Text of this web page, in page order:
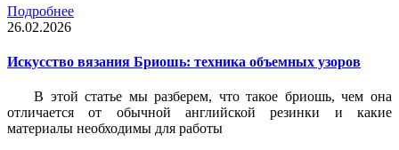
Подробнее
26.02.2026
Искусство вязания Бриошь: техника объемных узоров
В этой статье мы разберем, что такое бриошь, чем она
отличается от обычной английской резинки и какие
материалы необходимы для работы